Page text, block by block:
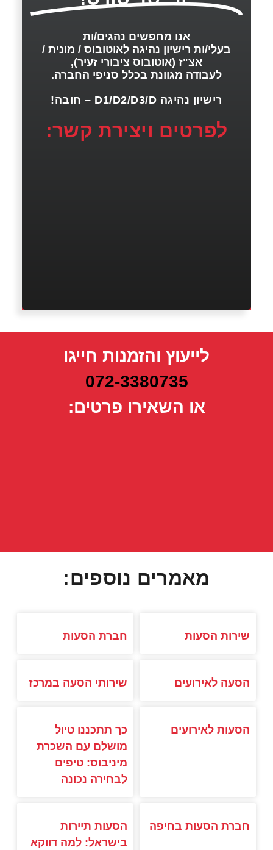
אנו מחפשים נהגים/ות
בעלי/ות רישיון נהיגה לאוטובוס / מונית /
אצ"ז (אוטובוס ציבורי זעיר),
לעבודה מגוונת בכלל סניפי החברה.
רישיון נהיגה D1/D2/D3/D – חובה!
לפרטים ויצירת קשר:
לייעוץ והזמנות חייגו
072-3380735
או השאירו פרטים:
מאמרים נוספים:
שירות הסעות חברת הסעות
הסעה לאירועים שירותי הסעה במרכז
הסעות לאירועים
כך תתכננו טיול
מושלם עם השכרת
מיניבוס: טיפים
לבחירה נכונה
חברת הסעות בחיפה
הסעות תיירות
בישראל: למה דווקא